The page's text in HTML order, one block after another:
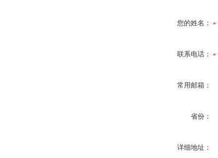
您的姓名：
联系电话：
常用邮箱：
省份：
详细地址：